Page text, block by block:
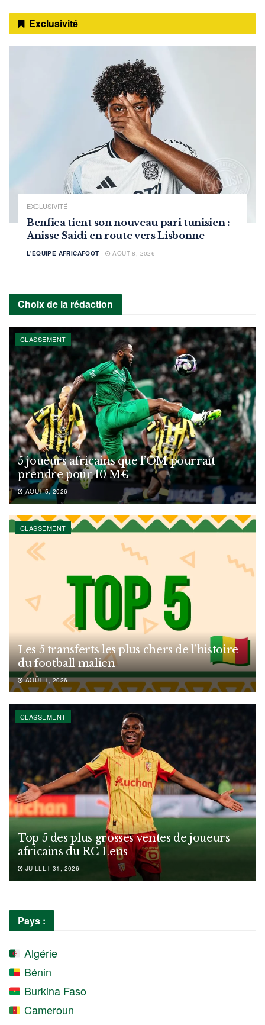
Exclusivité
EXCLUSIVITÉ
Benfica tient son nouveau pari tunisien :
Anisse Saidi en route vers Lisbonne
L'ÉQUIPE AFRICAFOOT AOÛT 8, 2026
Choix de la rédaction
CLASSEMENT
5 joueurs africains que l’OM pourrait
prendre pour 10 M€
AOÛT 5, 2026
CLASSEMENT
Les 5 transferts les plus chers de l’histoire
du football malien
AOÛT 1, 2026
CLASSEMENT
Top 5 des plus grosses ventes de joueurs
africains du RC Lens
JUILLET 31, 2026
Pays :
Algérie
Bénin
Burkina Faso
Cameroun